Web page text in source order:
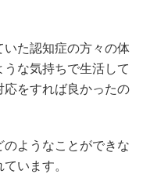
た認知症の方々の体
な気持ちで生活して
をすれば良かったの
ようなことができな
います。